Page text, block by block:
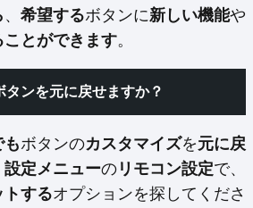
、 希望するボタンに新しい機能や
とができます。
タンを元に戻せますか？
もボタンのカスタマイズを元に戻
設定メニューの リモコン設定で、
トするオプションを探してくださ